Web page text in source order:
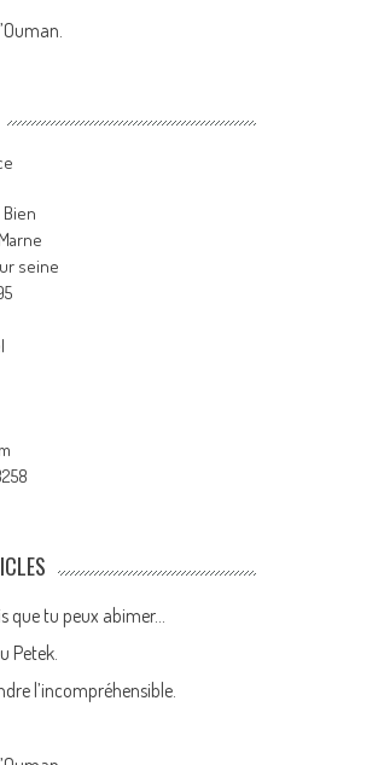
Bien
seine
que tu peux abimer…
Petek.
l’incompréhensible.